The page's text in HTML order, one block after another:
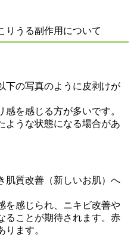
りうる副作用について
下の写真のように皮剥けが
を感じる方が多いです。
ような状態になる場合があ
肌質改善（新しいお肌）へ
を感じられ、ニキビ改善や
ることが期待されます。赤
ます。